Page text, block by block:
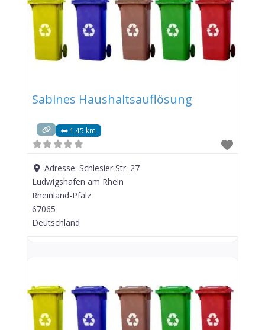
Sabines Haushaltsauflösung
1.45 km
Adresse:Schlesier Str. 27
Ludwigshafen am Rhein
Rheinland-Pfalz
67065
Deutschland